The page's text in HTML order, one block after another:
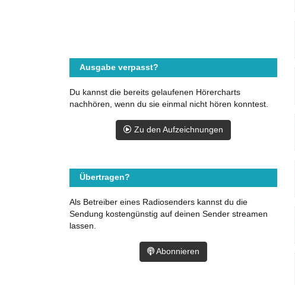
Ausgabe verpasst?
Du kannst die bereits gelaufenen Hörercharts
nachhören, wenn du sie einmal nicht hören konntest.
Zu den Aufzeichnungen
Übertragen?
Als Betreiber eines Radiosenders kannst du die
Sendung kostengünstig auf deinen Sender streamen
lassen.
Abonnieren